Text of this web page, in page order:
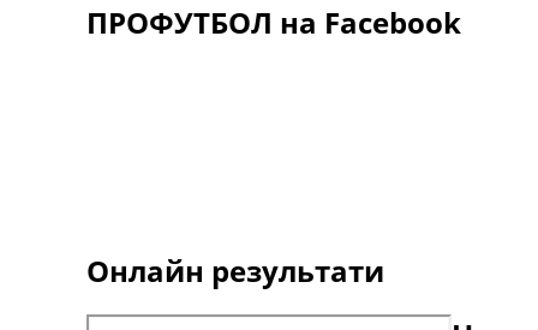
ПРОФУТБОЛ на Facebook
Онлайн результати